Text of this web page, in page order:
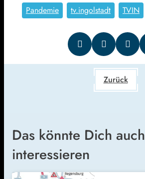
Pandemie
tv.ingolstadt TVIN
Zurück
Das könnte Dich auch
interessieren